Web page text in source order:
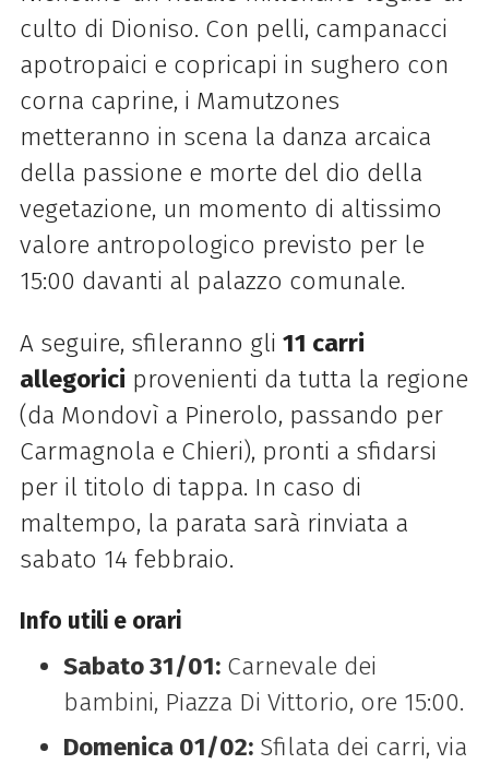
culto di Dioniso. Con pelli, campanacci
apotropaici e copricapi in sughero con
corna caprine, i Mamutzones
metteranno in scena la danza arcaica
della passione e morte del dio della
vegetazione, un momento di altissimo
valore antropologico previsto per le
15:00 davanti al palazzo comunale.
A seguire, sfileranno gli 11 carri
allegorici provenienti da tutta la regione
(da Mondovì a Pinerolo, passando per
Carmagnola e Chieri), pronti a sfidarsi
per il titolo di tappa. In caso di
maltempo, la parata sarà rinviata a
sabato 14 febbraio.
Info utili e orari
Sabato 31/01:Carnevale dei
bambini, Piazza Di Vittorio, ore 15:00.
Domenica 01/02:Sfilata dei carri, via